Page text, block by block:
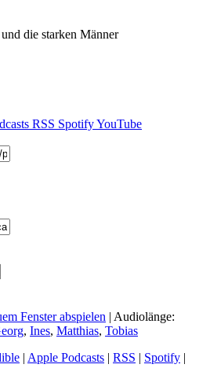
die starken Männer
RSS SpotifyYouTube
Fenster abspielen | Audiolänge:
, Ines, Matthias, Tobias
| Apple Podcasts | RSS | Spotify |